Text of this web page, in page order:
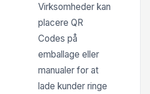
Virksomheder kan
placere QR
Codes på
emballage eller
manualer for at
lade kunder ringe